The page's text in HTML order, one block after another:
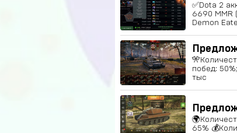
✅Dota 2
6690 MMR
Demon
побед:
тыс
65%